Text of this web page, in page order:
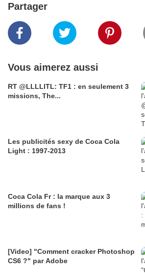
Partager
Vous aimerez aussi
RT @LLLLITL: TF1 : en seulement 3
missions, The...
Les publicités sexy de Coca Cola
Light : 1997-2013
Coca Cola Fr : la marque aux 3
millions de fans !
[Video] "Comment cracker Photoshop
CS6 ?" par Adobe